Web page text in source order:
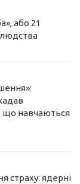
або 21
людства
що навчаються
страху: ядерні